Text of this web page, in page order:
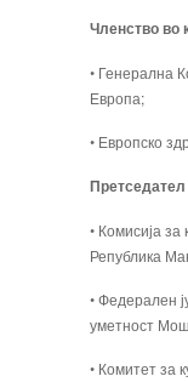
Членство во
• Генерална
Европа;
• Европско
Претседател
• Комисија за
Република
• Федерален
уметност
• Комитет за